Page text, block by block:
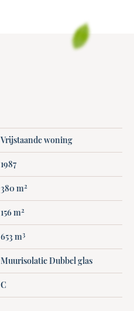
Vrijstaande woning
1987
380 m2
156 m2
653 m3
Muurisolatie Dubbel glas
C